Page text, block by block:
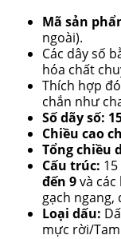
Mã sản
ngoài).
Các dây số
hóa chất
Thích hợp
chắn như
Số dãy số:
Chiều cao
Tổng chiều
Cấu trúc:
đến 9và các
gạch ngang,
Loại dấu:
mực rời/